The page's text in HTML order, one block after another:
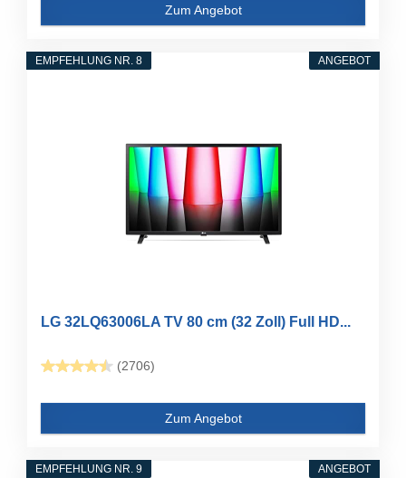
Zum Angebot
ANGEBOT
EMPFEHLUNG NR. 8
LG 32LQ63006LA TV 80 cm (32 Zoll) Full HD...
(2706)
Zum Angebot
ANGEBOT
EMPFEHLUNG NR. 9